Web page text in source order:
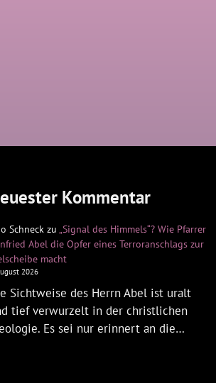
Kommentar
Schneck zu „Signal des Himmels“? Wie Pfarrer
Abel die Opfer eines Terroranschlags zur
macht
2026
Sichtweise des Herrn Abel ist uralt
tief verwurzelt in der christlichen
Es sei nur erinnert an die…